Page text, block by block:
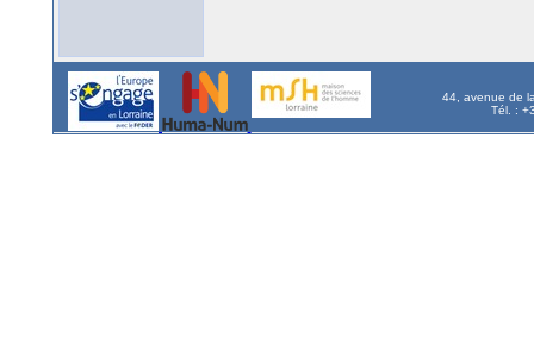
44, avenue de
Tél. :